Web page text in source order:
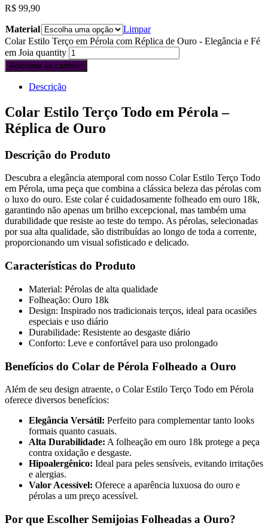
R$ 99,90
Material
Limpar
Colar Estilo Terço em Pérola com Réplica de Ouro - Elegância e Fé
em Joia quantity
Adicionar ao carrinho
Descrição
Colar Estilo Terço Todo em Pérola –
Réplica de Ouro
Descrição do Produto
Descubra a elegância atemporal com nosso Colar Estilo Terço Todo
em Pérola, uma peça que combina a clássica beleza das pérolas com
o luxo do ouro. Este colar é cuidadosamente folheado em ouro 18k,
garantindo não apenas um brilho excepcional, mas também uma
durabilidade que resiste ao teste do tempo. As pérolas, selecionadas
por sua alta qualidade, são distribuídas ao longo de toda a corrente,
proporcionando um visual sofisticado e delicado.
Características do Produto
Material: Pérolas de alta qualidade
Folheação: Ouro 18k
Design: Inspirado nos tradicionais terços, ideal para ocasiões
especiais e uso diário
Durabilidade: Resistente ao desgaste diário
Conforto: Leve e confortável para uso prolongado
Benefícios do Colar de Pérola Folheado a Ouro
Além de seu design atraente, o Colar Estilo Terço Todo em Pérola
oferece diversos benefícios:
Elegância Versátil: Perfeito para complementar tanto looks
formais quanto casuais.
Alta Durabilidade: A folheação em ouro 18k protege a peça
contra oxidação e desgaste.
Hipoalergênico: Ideal para peles sensíveis, evitando irritações
e alergias.
Valor Acessível: Oferece a aparência luxuosa do ouro e
pérolas a um preço acessível.
Por que Escolher Semijoias Folheadas a Ouro?